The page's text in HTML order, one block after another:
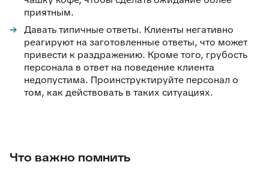
приятным.
Давать типичные ответы. Клиенты негативно
реагируют на заготовленные ответы, что может
привести к раздражению. Кроме того, грубость
персонала в ответ на поведение клиента
недопустима. Проинструктируйте персонал о
том, как действовать в таких ситуациях.
Что важно помнить